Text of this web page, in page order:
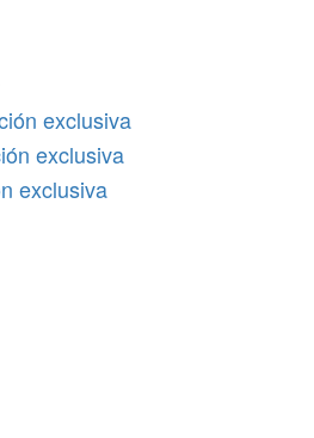
exclusiva
exclusiva
exclusiva